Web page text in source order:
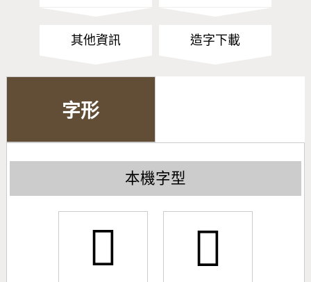
其他資訊 造字下載
字形
本機字型
𦒳 𦒳